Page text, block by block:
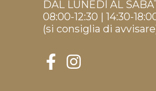
DAL LUNEDÌ AL
08:00-12:30 | 14:30-
(si consiglia di